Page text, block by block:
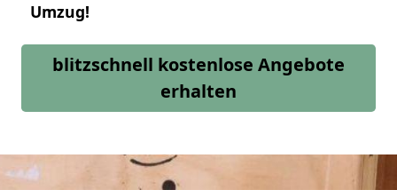
Umzug!
blitzschnell kostenlose Angebote
erhalten